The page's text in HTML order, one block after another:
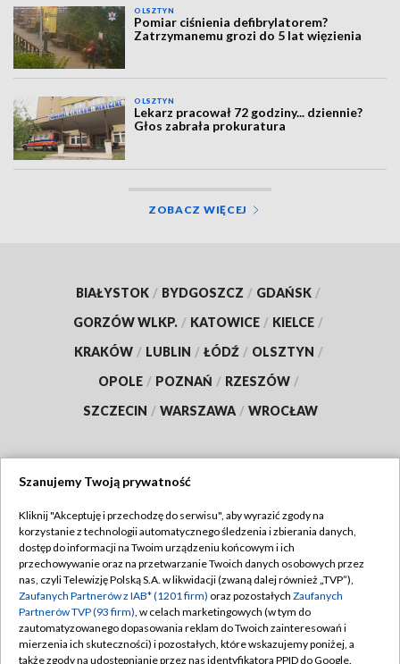
OLSZTYN
Pomiar ciśnienia defibrylatorem?
Zatrzymanemu grozi do 5 lat więzienia
OLSZTYN
Lekarz pracował 72 godziny... dziennie?
Głos zabrała prokuratura
ZOBACZ WIĘCEJ
BIAŁYSTOK / BYDGOSZCZ / GDAŃSK /
GORZÓW WLKP. / KATOWICE / KIELCE /
KRAKÓW / LUBLIN / ŁÓDŹ / OLSZTYN /
OPOLE / POZNAŃ / RZESZÓW /
SZCZECIN / WARSZAWA / WROCŁAW
TVP
Abonament TVP
Emisja w TVP
Centrum informacji TVP
Naziemna Telewizja Cyfrowa
Regulamin TVP
Polityka prywatności
Moje zgody
Pomoc
Szanujemy Twoją prywatność
Kliknij "Akceptuję i przechodzę do serwisu", aby wyrazić zgody na
korzystanie z technologii automatycznego śledzenia i zbierania danych,
dostęp do informacji na Twoim urządzeniu końcowym i ich
przechowywanie oraz na przetwarzanie Twoich danych osobowych przez
nas, czyli Telewizję Polską S.A. w likwidacji (zwaną dalej również „TVP”),
Zaufanych Partnerów z IAB* (1201 firm) oraz pozostałych Zaufanych
Partnerów TVP (93 firm), w celach marketingowych (w tym do
zautomatyzowanego dopasowania reklam do Twoich zainteresowań i
mierzenia ich skuteczności) i pozostałych, które wskazujemy poniżej, a
także zgody na udostępnianie przez nas identyfikatora PPID do Google.